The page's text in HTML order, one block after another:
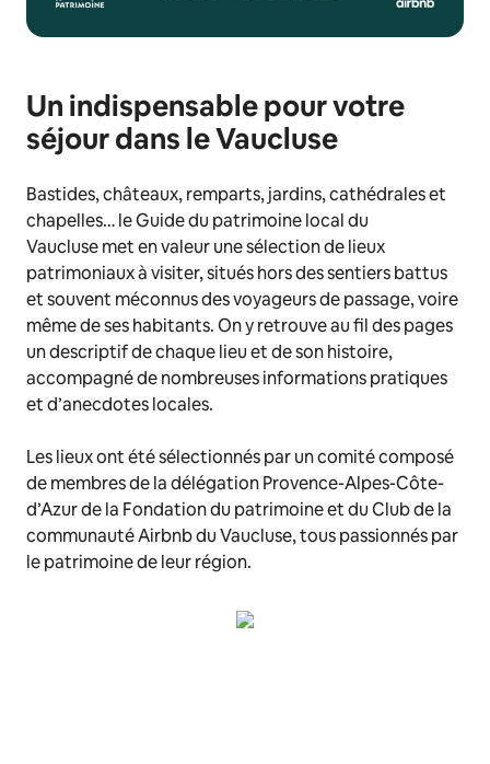
Un indispensable pour votre
séjour dans le Vaucluse
Bastides, châteaux, remparts, jardins, cathédrales et
chapelles…le Guide du patrimoine local du
Vauclusemet en valeur une sélection de lieux
patrimoniaux à visiter, situés hors des sentiers battus
et souvent méconnus des voyageurs de passage, voire
même de ses habitants. On y retrouve au fil des pages
un descriptif de chaque lieu et de son histoire,
accompagné de nombreuses informations pratiques
et d’anecdotes locales.
Les lieux ont été sélectionnés par un comité composé
de membres de la délégation Provence-Alpes-Côte-
d’Azur de la Fondation du patrimoine et du Club de la
communauté Airbnb du Vaucluse, tous passionnés par
le patrimoine de leur région.